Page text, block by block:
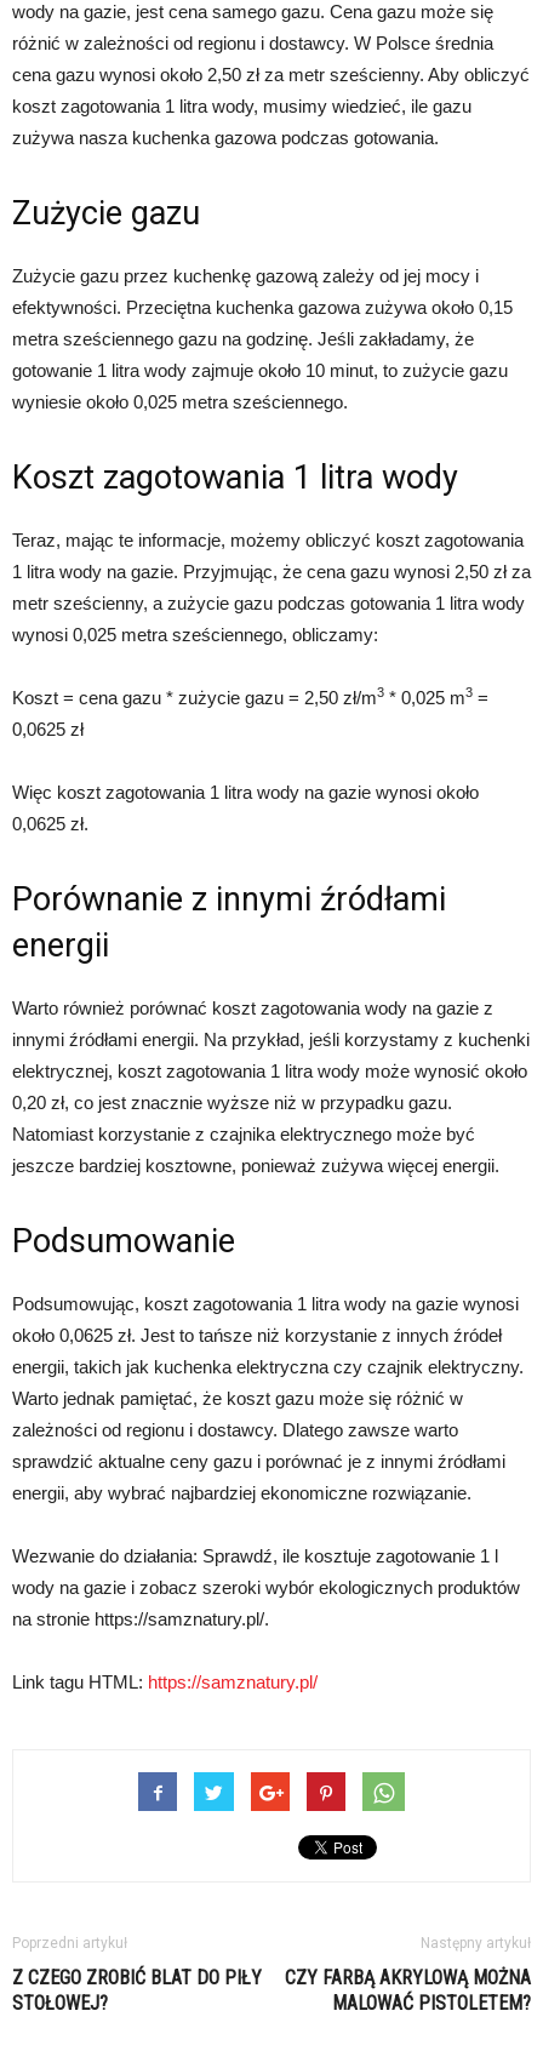
wody na gazie, jest cena samego gazu. Cena gazu może się
różnić w zależności od regionu i dostawcy. W Polsce średnia
cena gazu wynosi około 2,50 zł za metr sześcienny. Aby obliczyć
koszt zagotowania 1 litra wody, musimy wiedzieć, ile gazu
zużywa nasza kuchenka gazowa podczas gotowania.
Zużycie gazu
Zużycie gazu przez kuchenkę gazową zależy od jej mocy i
efektywności. Przeciętna kuchenka gazowa zużywa około 0,15
metra sześciennego gazu na godzinę. Jeśli zakładamy, że
gotowanie 1 litra wody zajmuje około 10 minut, to zużycie gazu
wyniesie około 0,025 metra sześciennego.
Koszt zagotowania 1 litra wody
Teraz, mając te informacje, możemy obliczyć koszt zagotowania
1 litra wody na gazie. Przyjmując, że cena gazu wynosi 2,50 zł za
metr sześcienny, a zużycie gazu podczas gotowania 1 litra wody
wynosi 0,025 metra sześciennego, obliczamy:
Koszt = cena gazu * zużycie gazu = 2,50 zł/m3 * 0,025 m3 =
0,0625 zł
Więc koszt zagotowania 1 litra wody na gazie wynosi około
0,0625 zł.
Porównanie z innymi źródłami
energii
Warto również porównać koszt zagotowania wody na gazie z
innymi źródłami energii. Na przykład, jeśli korzystamy z kuchenki
elektrycznej, koszt zagotowania 1 litra wody może wynosić około
0,20 zł, co jest znacznie wyższe niż w przypadku gazu.
Natomiast korzystanie z czajnika elektrycznego może być
jeszcze bardziej kosztowne, ponieważ zużywa więcej energii.
Podsumowanie
Podsumowując, koszt zagotowania 1 litra wody na gazie wynosi
około 0,0625 zł. Jest to tańsze niż korzystanie z innych źródeł
energii, takich jak kuchenka elektryczna czy czajnik elektryczny.
Warto jednak pamiętać, że koszt gazu może się różnić w
zależności od regionu i dostawcy. Dlatego zawsze warto
sprawdzić aktualne ceny gazu i porównać je z innymi źródłami
energii, aby wybrać najbardziej ekonomiczne rozwiązanie.
Wezwanie do działania: Sprawdź, ile kosztuje zagotowanie 1 l
wody na gazie i zobacz szeroki wybór ekologicznych produktów
na stronie https://samznatury.pl/.
Link tagu HTML: https://samznatury.pl/
Poprzedni artykuł
Z CZEGO ZROBIĆ BLAT DO PIŁY
STOŁOWEJ?
Następny artykuł
CZY FARBĄ AKRYLOWĄ MOŻNA
MALOWAĆ PISTOLETEM?